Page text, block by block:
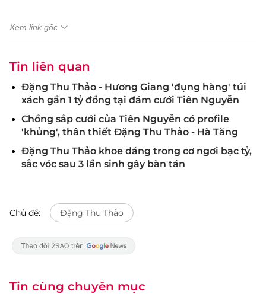
Xem link gốc
Tin liên quan
Đặng Thu Thảo - Hương Giang 'đụng hàng' túi
xách gần 1 tỷ đồng tại đám cưới Tiên Nguyễn
Chồng sắp cưới của Tiên Nguyễn có profile
'khủng', thân thiết Đặng Thu Thảo - Hà Tăng
Đặng Thu Thảo khoe dáng trong cơ ngơi bạc tỷ,
sắc vóc sau 3 lần sinh gây bàn tán
Chủ đề: Đặng Thu Thảo
Tin cùng chuyên mục